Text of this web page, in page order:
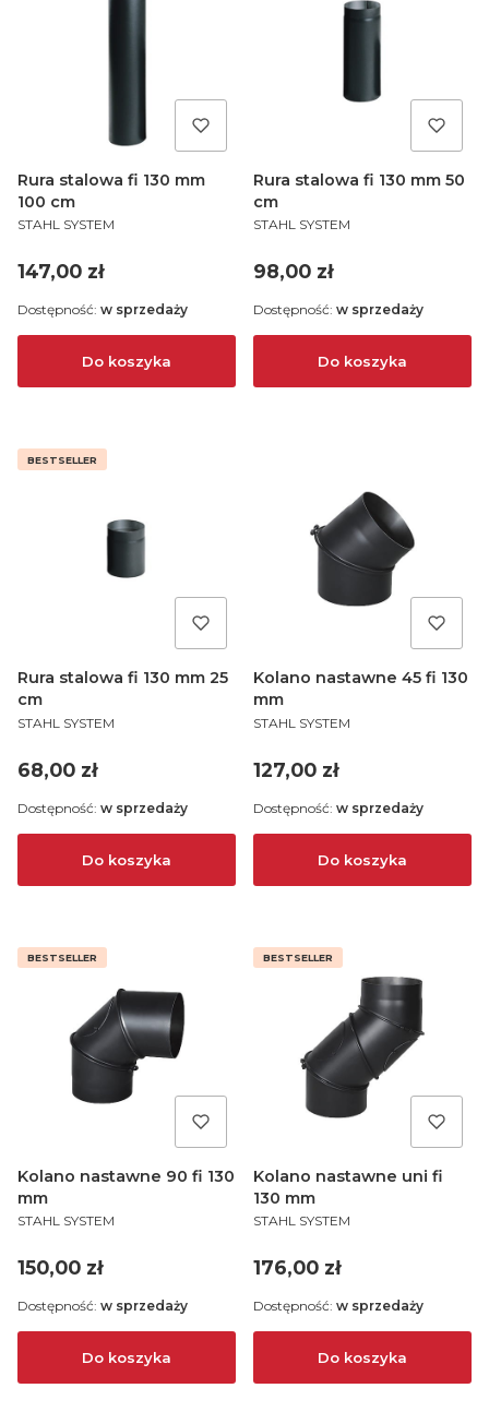
Rura stalowa fi 130 mm
100 cm
PRODUCENT
STAHL SYSTEM
Cena
147,00 zł
Do koszyka
Dostępność: w sprzedaży
Rura stalowa fi 130 mm 50
cm
PRODUCENT
STAHL SYSTEM
Cena
98,00 zł
Do koszyka
Dostępność: w sprzedaży
BESTSELLER
Rura stalowa fi 130 mm 25
cm
PRODUCENT
STAHL SYSTEM
Cena
68,00 zł
Do koszyka
Dostępność: w sprzedaży
Kolano nastawne 45 fi 130
mm
PRODUCENT
STAHL SYSTEM
Cena
127,00 zł
Do koszyka
Dostępność: w sprzedaży
BESTSELLER
Kolano nastawne 90 fi 130
mm
PRODUCENT
STAHL SYSTEM
Cena
150,00 zł
Do koszyka
Dostępność: w sprzedaży
BESTSELLER
Kolano nastawne uni fi
130 mm
PRODUCENT
STAHL SYSTEM
Cena
176,00 zł
Do koszyka
Dostępność: w sprzedaży